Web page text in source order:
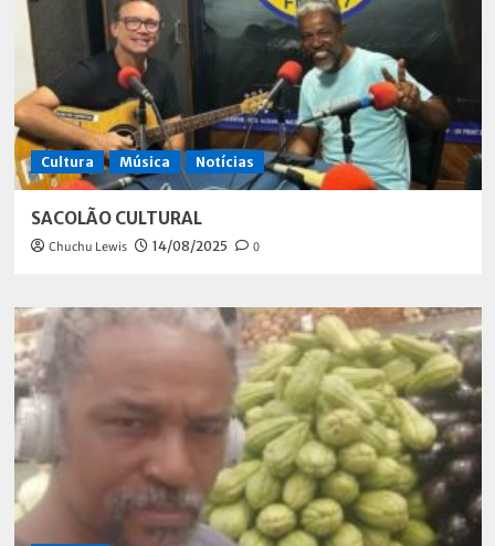
Cultura Música Notícias
SACOLÃO CULTURAL
Chuchu Lewis 14/08/2025 0